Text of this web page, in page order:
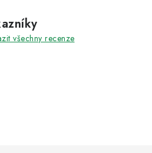
všechny recenze